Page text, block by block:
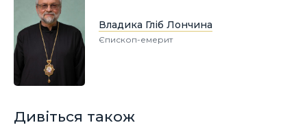
Владика Гліб Лончина
Єпископ-емерит
Дивіться також